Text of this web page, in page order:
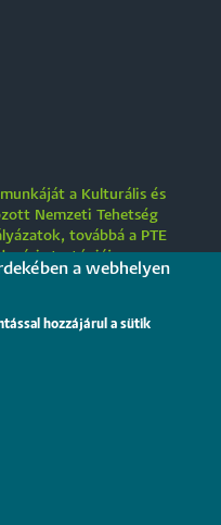
a Kulturális és
Nemzeti Tehetség
továbbá a PTE
stratégiája
rendről
Konferenz für junge
Győr – Bewerbungsfrist: 25.
a webhelyen
hozzájárul a sütik